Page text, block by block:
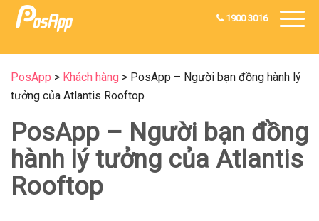
1900 3016
PosApp > Khách hàng > PosApp – Người bạn đồng hành lý
tưởng của Atlantis Rooftop
PosApp – Người bạn đồng
hành lý tưởng của Atlantis
Rooftop